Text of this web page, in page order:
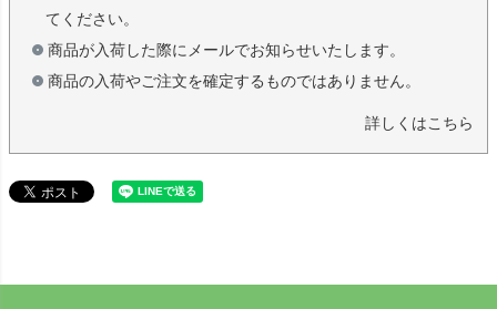
てください。
商品が入荷した際にメールでお知らせいたします。
商品の入荷やご注文を確定するものではありません。
詳しくはこちら